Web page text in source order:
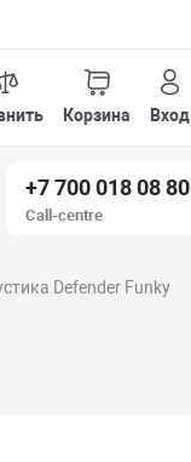
Корзина Вход
+7 700 018 08 80
Call-centre
Defender Funky